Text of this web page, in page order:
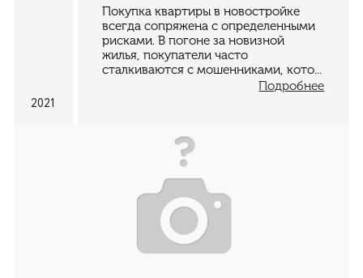
2021
Покупка квартиры в новостройке
всегда сопряжена с определенными
рисками. В погоне за новизной
жилья, покупатели часто
сталкиваются с мошенниками, кото...
Подробнее